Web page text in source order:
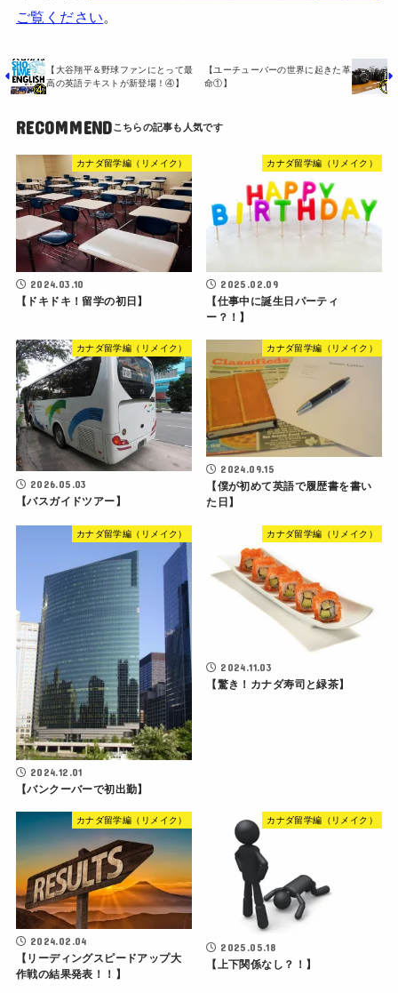
ご覧ください。
【大谷翔平＆野球ファンにとって最
高の英語テキストが新登場！④】
【ユーチューバーの世界に起きた革
命①】
RECOMMEND
カナダ留学編（リメイク）
2024.03.10
【ドキドキ！留学の初日】
カナダ留学編（リメイク）
2025.02.09
【仕事中に誕生日パーティ
ー？！】
カナダ留学編（リメイク）
2026.05.03
【バスガイドツアー】
カナダ留学編（リメイク）
2024.09.15
【僕が初めて英語で履歴書を書い
た日】
カナダ留学編（リメイク）
2024.12.01
【バンクーバーで初出勤】
カナダ留学編（リメイク）
2024.11.03
【驚き！カナダ寿司と緑茶】
カナダ留学編（リメイク）
2024.02.04
【リーディングスピードアップ大
作戦の結果発表！！】
カナダ留学編（リメイク）
2025.05.18
【上下関係なし？！】